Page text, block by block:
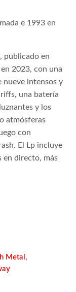
e 1993 en
publicado en
2023, con una
intensos y
una batería
y los
atmósferas
con
El Lp incluye
en directo, más
Metal ,